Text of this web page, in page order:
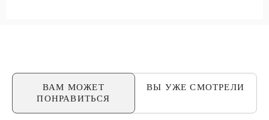
ВАМ МОЖЕТ
ПОНРАВИТЬСЯ
ВЫ УЖЕСМОТРЕЛИ